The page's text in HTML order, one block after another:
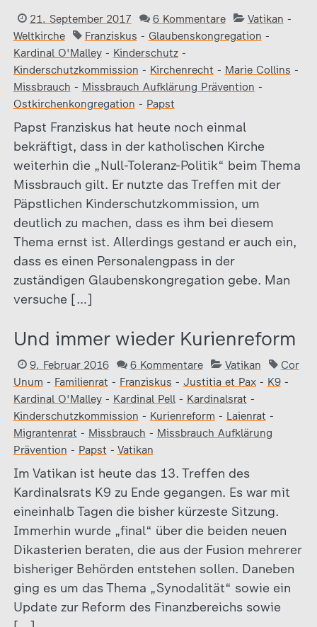
21. September 2017 6 Kommentare Vatikan -
Weltkirche
Franziskus - Glaubenskongregation -
Kardinal O'Malley- Kinderschutz-
Kinderschutzkommission - Kirchenrecht - Marie Collins -
Missbrauch - Missbrauch Aufklärung Prävention -
Ostkirchenkongregation - Papst
Papst Franziskus hat heute noch einmal
bekräftigt, dass in der katholischen Kirche
weiterhin die „Null-Toleranz-Politik“ beim Thema
Missbrauch gilt. Er nutzte das Treffen mit der
Päpstlichen Kinderschutzkommission, um
deutlich zu machen, dass es ihm bei diesem
Thema ernst ist. Allerdings gestand er auch ein,
dass es einen Personalengpass in der
zuständigen Glaubenskongregation gebe. Man
versuche […]
Und immer wieder Kurienreform
9. Februar 2016 6 Kommentare Vatikan
Cor
Unum - Familienrat - Franziskus - Justitia et Pax- K9-
Kardinal O'Malley- Kardinal Pell- Kardinalsrat -
Kinderschutzkommission - Kurienreform - Laienrat -
Migrantenrat - Missbrauch - Missbrauch Aufklärung
Prävention - Papst - Vatikan
Im Vatikan ist heute das 13. Treffen des
Kardinalsrats K9 zu Ende gegangen. Es war mit
eineinhalb Tagen die bisher kürzeste Sitzung.
Immerhin wurde „final“ über die beiden neuen
Dikasterien beraten, die aus der Fusion mehrerer
bisheriger Behörden entstehen sollen. Daneben
ging es um das Thema „Synodalität“ sowie ein
Update zur Reform des Finanzbereichs sowie